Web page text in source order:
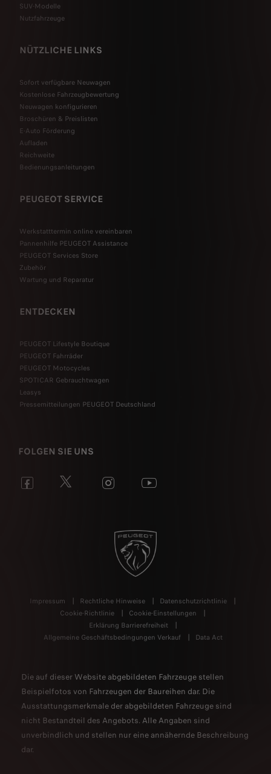
SUV-Modelle
Nutzfahrzeuge
NÜTZLICHE LINKS
Sofort verfügbare Neuwagen
Kostenlose Fahrzeugbewertung
Neuwagen konfigurieren
Broschüren & Preislisten
E-Auto Förderung
Aufladen
Reichweite
Bedienungsanleitungen
PEUGEOT SERVICE
Werkstatttermin online vereinbaren
Pannenhilfe PEUGEOT Assistance
PEUGEOT Services Store
Zubehör
Wartung und Reparatur
ENTDECKEN
PEUGEOT Lifestyle Boutique
PEUGEOT Fahrräder
PEUGEOT Motocycles
SPOTICAR Gebrauchtwagen
Leasys
Pressemitteilungen PEUGEOT Deutschland
FOLGEN SIE UNS
Impressum Rechtliche Hinweise
Datenschutzrichtlinie
Cookie-Richtlinie
Cookie-Einstellungen
Erklärung Barrierefreiheit
Allgemeine Geschäftsbedingungen Verkauf
Data Act
Die auf dieser Website abgebildeten Fahrzeuge stellen
Beispielfotos von Fahrzeugen der Baureihen dar. Die
Ausstattungsmerkmale der abgebildeten Fahrzeuge sind
nicht Bestandteil des Angebots. Alle Angaben sind
unverbindlich und stellen nur eine annähernde Beschreibung
dar.